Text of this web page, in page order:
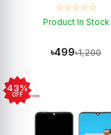
☆☆☆☆☆
Product In Stock
৳499৳1,200
43%
OFF